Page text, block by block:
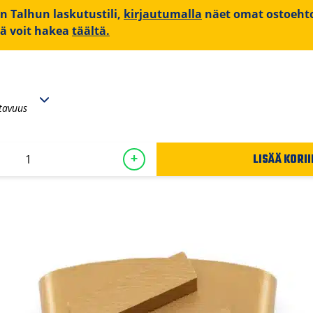
Talhun laskutustili, kirjautumalla näet omat
voit hakea täältä.
+ LISÄÄ